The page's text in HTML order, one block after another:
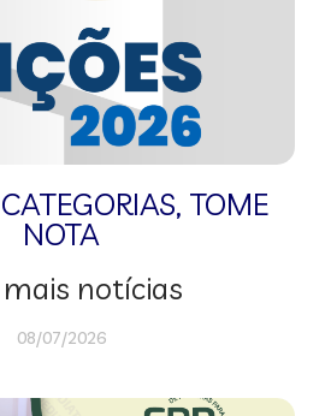
, TOME
NOTA
mais notícias
08/07/2026